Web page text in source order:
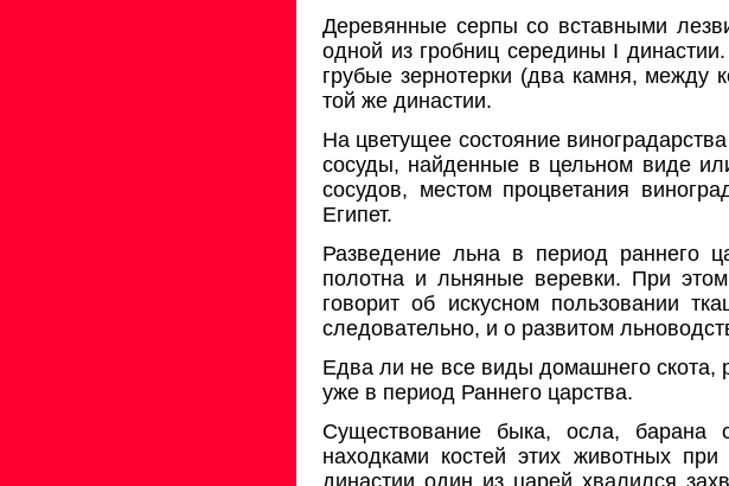
Деревянные серпы со вставными
одной из гробниц середины I
грубые зернотерки (два камня, между
той же династии.
На цветущее состояние
сосуды, найденные в цельном виде
сосудов, местом процветания
Египет.
Разведение льна в период раннего
полотна и льняные веревки. При
говорит об искусном пользовании
следовательно, и о развитом
Едва ли не все виды домашнего скота,
уже в период Раннего царства.
Существование быка, осла, барана
находками костей этих животных
династии один из царей хвалился